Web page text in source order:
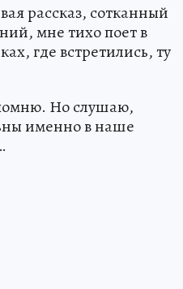
рассказ, сотканный
мне тихо поет в
где встретились, ту
Но слушаю,
именно в наше